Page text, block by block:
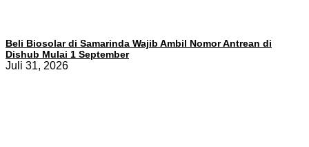
Beli Biosolar di Samarinda Wajib Ambil Nomor Antrean di
Dishub Mulai 1 September
Juli 31, 2026